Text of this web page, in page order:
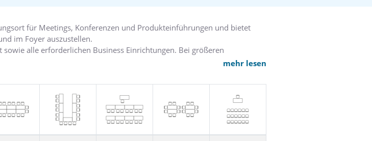
für Meetings, Konferenzen und Produkteinführungen und bietet
im Foyer auszustellen.
alle erforderlichen Business Einrichtungen. Bei größeren
bis zu 500 Gäste. Das angrenzende Foyer bietet sich als perfektermehr lesen